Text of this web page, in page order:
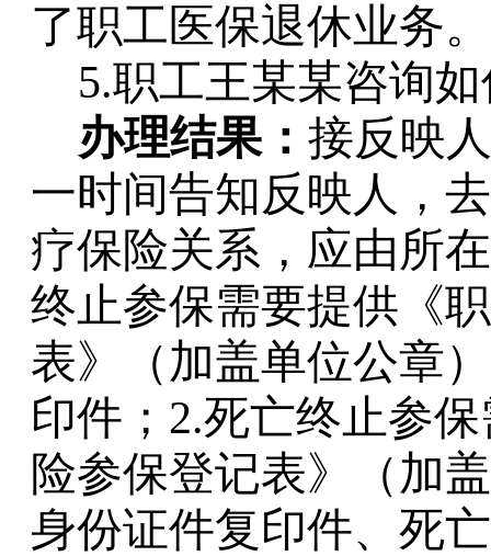
了职工医保退休业务。
5.职工王某某咨询
办理结果： 接反映
一时间告知反映人，
疗保险关系，应由所
终止参保需要提供《
表》（加盖单位公章
印件；2.死亡终止参
险参保登记表》（加
身份证件复印件、死